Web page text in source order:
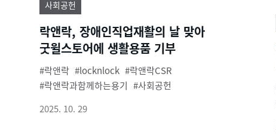
사회공헌
락앤락, 장애인직업재활의 날 맞아
굿윌스토어에 생활용품 기부
락앤락 locknlock
락앤락CSR
락앤락과함께하는용기
사회공헌
2025. 10. 29